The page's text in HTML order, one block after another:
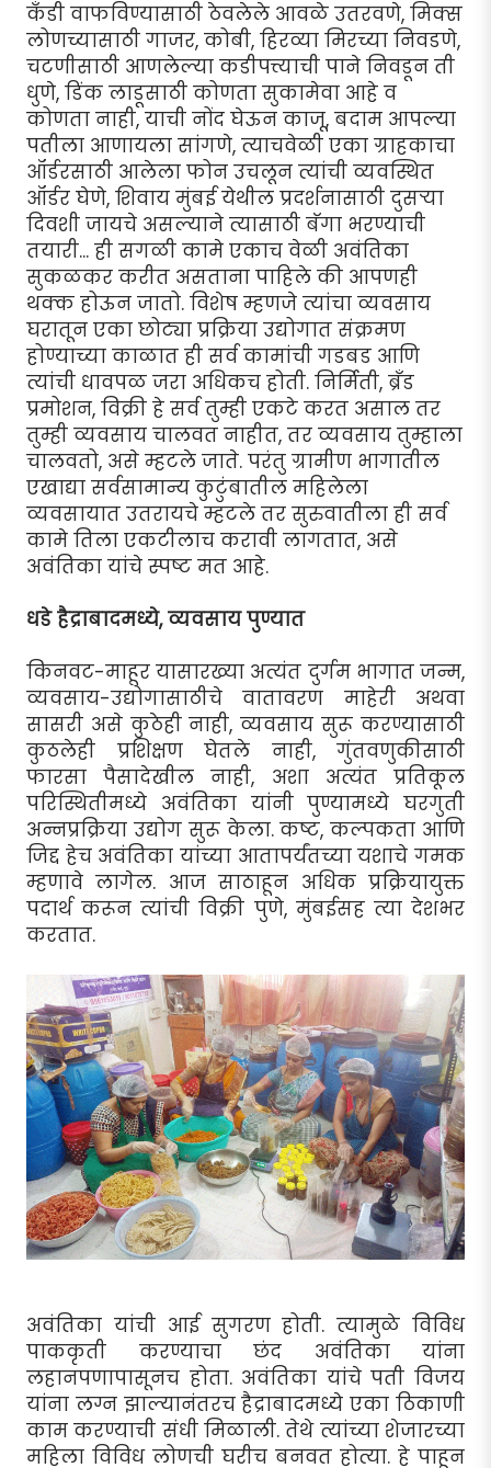
कँडी वाफविण्यासाठी ठेवलेले आवळे उतरवणे, मिक्स
लोणच्यासाठी गाजर, कोबी, हिरव्या मिरच्या निवडणे,
चटणीसाठी आणलेल्या कडीपत्त्याची पाने निवडून ती
धुणे, डिंक लाडूसाठी कोणता सुकामेवा आहे व
कोणता नाही, याची नोंद घेऊन काजू, बदाम आपल्या
पतीला आणायला सांगणे, त्याचवेळी एका ग्राहकाचा
ऑर्डरसाठी आलेला फोन उचलून त्यांची व्यवस्थित
ऑर्डर घेणे, शिवाय मुंबई येथील प्रदर्शनासाठी दुसर्‍या
दिवशी जायचे असल्याने त्यासाठी बॅगा भरण्याची
तयारी... ही सगळी कामे एकाच वेळी अवंतिका
सुकळकर करीत असताना पाहिले की आपणही
थक्क होऊन जातो. विशेष म्हणजे त्यांचा व्यवसाय
घरातून एका छोट्या प्रक्रिया उद्योगात संक्रमण
होण्याच्या काळात ही सर्व कामांची गडबड आणि
त्यांची धावपळ जरा अधिकच होती. निर्मिती, ब्रँड
प्रमोशन, विक्री हे सर्व तुम्ही एकटे करत असाल तर
तुम्ही व्यवसाय चालवत नाहीत, तर व्यवसाय तुम्हाला
चालवतो, असे म्हटले जाते. परंतु ग्रामीण भागातील
एखाद्या सर्वसामान्य कुटुंबातील महिलेला
व्यवसायात उतरायचे म्हटले तर सुरुवातीला ही सर्व
कामे तिला एकटीलाच करावी लागतात, असे
अवंतिका यांचे स्पष्ट मत आहे.
धडे हैद्राबादमध्ये, व्यवसाय पुण्यात
किनवट-माहूर यासारख्या अत्यंत दुर्गम भागात जन्म,
व्यवसाय-उद्योगासाठीचे वातावरण माहेरी अथवा
सासरी असे कुठेही नाही, व्यवसाय सुरू करण्यासाठी
कुठलेही प्रशिक्षण घेतले नाही, गुंतवणुकीसाठी
फारसा पैसादेखील नाही, अशा अत्यंत प्रतिकूल
परिस्थितीमध्ये अवंतिका यांनी पुण्यामध्ये घरगुती
अन्नप्रक्रिया उद्योग सुरू केला. कष्ट, कल्पकता आणि
जिद्द हेच अवंतिका यांच्या आतापर्यंतच्या यशाचे गमक
म्हणावे लागेल. आज साठाहून अधिक प्रक्रियायुक्त
पदार्थ करून त्यांची विक्री पुणे, मुंबईसह त्या देशभर
करतात.
अवंतिका यांची आई सुगरण होती. त्यामुळे विविध
पाककृती करण्याचा छंद अवंतिका यांना
लहानपणापासूनच होता. अवंतिका यांचे पती विजय
यांना लग्न झाल्यानंतरच हैद्राबादमध्ये एका ठिकाणी
काम करण्याची संधी मिळाली. तेथे त्यांच्या शेजारच्या
महिला विविध लोणची घरीच बनवत होत्या. हे पाहून